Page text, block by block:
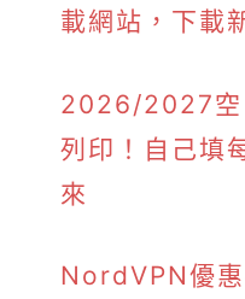
載網站，下載
2026/2027空
列印！自己填
來
NordVPN優